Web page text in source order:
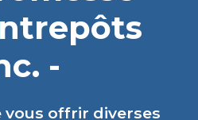
-
vous offrir diverses